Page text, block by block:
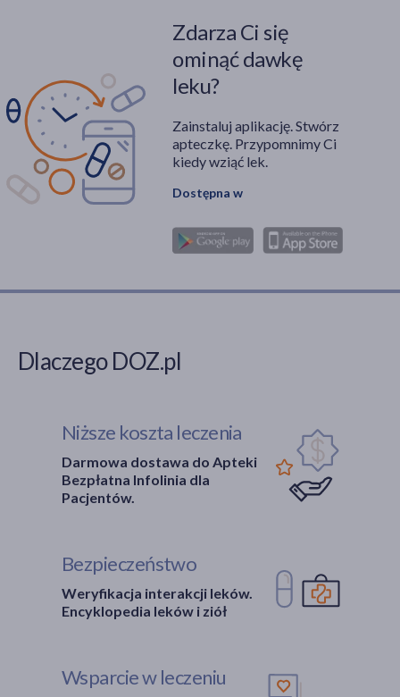
Zdarza Ci się
ominąć dawkę
leku?
Zainstaluj aplikację. Stwórz
apteczkę. Przypomnimy Ci
kiedy wziąć lek.
Dostępna w
Dlaczego DOZ.pl
Niższe koszta leczenia
Darmowa dostawa do Apteki
Bezpłatna Infolinia dla
Pacjentów.
Bezpieczeństwo
Weryfikacja interakcji leków.
Encyklopedia leków i ziół
Wsparcie w leczeniu